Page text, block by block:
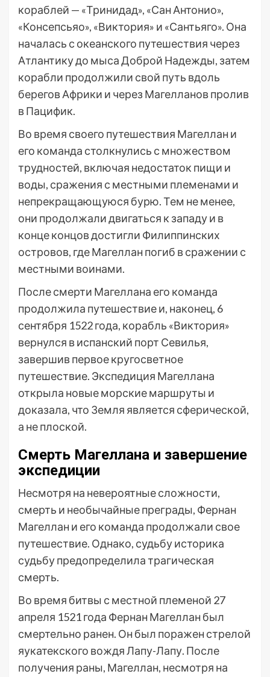
кораблей — «Тринидад», «Сан Антонио»,
«Консепсьяо», «Виктория» и «Сантьяго». Она
началась с океанского путешествия через
Атлантику до мыса Доброй Надежды, затем
корабли продолжили свой путь вдоль
берегов Африки и через Магелланов пролив
в Пацифик.
Во время своего путешествия Магеллан и
его команда столкнулись с множеством
трудностей, включая недостаток пищи и
воды, сражения с местными племенами и
непрекращающуюся бурю. Тем не менее,
они продолжали двигаться к западу и в
конце концов достигли Филиппинских
островов, где Магеллан погиб в сражении с
местными воинами.
После смерти Магеллана его команда
продолжила путешествие и, наконец, 6
сентября 1522 года, корабль «Виктория»
вернулся в испанский порт Севилья,
завершив первое кругосветное
путешествие. Экспедиция Магеллана
открыла новые морские маршруты и
доказала, что Земля является сферической,
а не плоской.
Смерть Магеллана и завершение
экспедиции
Несмотря на невероятные сложности,
смерть и необычайные преграды, Фернан
Магеллан и его команда продолжали свое
путешествие. Однако, судьбу историка
судьбу предопределила трагическая
смерть.
Во время битвы с местной племеной 27
апреля 1521 года Фернан Магеллан был
смертельно ранен. Он был поражен стрелой
яукатекского вождя Лапу-Лапу. После
получения раны, Магеллан, несмотря на